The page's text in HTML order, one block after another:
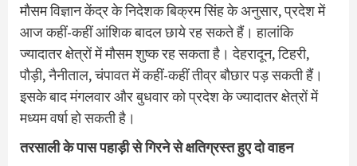
मौसम विज्ञान केंद्र के निदेशक बिक्रम सिंह के अनुसार, प्रदेश में
आज कहीं-कहीं आंशिक बादल छाये रह सकते हैं। हालांकि
ज्यादातर क्षेत्रों में मौसम शुष्क रह सकता है। देहरादून, टिहरी,
पौड़ी, नैनीताल, चंपावत में कहीं-कहीं तीव्र बौछार पड़ सकती हैं।
इसके बाद मंगलवार और बुधवार को प्रदेश के ज्यादातर क्षेत्रों में
मध्यम वर्षा हो सकती है।
तरसाली के पास पहाड़ी से गिरने से क्षतिग्रस्त हुए दो वाहन